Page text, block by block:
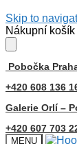
Skip to
Nákupní košík
Pobočka
+420 608 136
Galerie Orlí –
+420 607 703
MENU